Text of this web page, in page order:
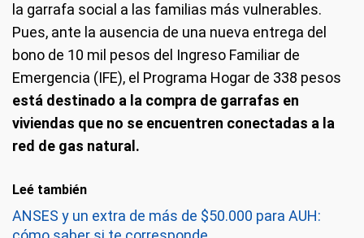
la garrafa social a las familias más vulnerables.
Pues, ante la ausencia de una nueva entrega del
bono de 10 mil pesos del Ingreso Familiar de
Emergencia (IFE), el Programa Hogar de 338 pesos
está destinado a la compra de garrafas en
viviendas que no se encuentren conectadas a la
red de gas natural.
Leé también
ANSES y un extra de más de $50.000 para AUH: